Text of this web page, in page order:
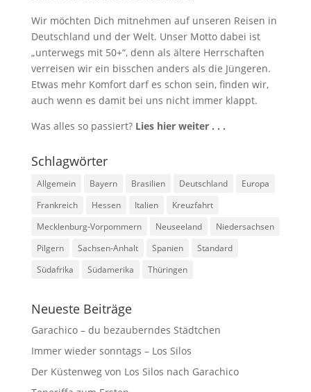
Wir möchten Dich mitnehmen auf unseren Reisen in
Deutschland und der Welt. Unser Motto dabei ist
„unterwegs mit 50+“, denn als ältere Herrschaften
verreisen wir ein bisschen anders als die Jüngeren.
Etwas mehr Komfort darf es schon sein, finden wir,
auch wenn es damit bei uns nicht immer klappt.
Was alles so passiert? Lies hier weiter . . .
Schlagwörter
Allgemein Bayern Brasilien Deutschland
Europa
Frankreich
Hessen Italien
Kreuzfahrt
Mecklenburg-Vorpommern
Neuseeland
Niedersachsen
Pilgern
Sachsen-Anhalt Spanien
Standard
Südafrika
Südamerika Thüringen
Neueste Beiträge
Garachico – du bezauberndes Städtchen
Immer wieder sonntags – Los Silos
Der Küstenweg von Los Silos nach Garachico